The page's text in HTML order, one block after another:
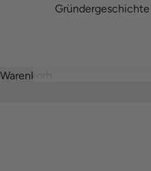
Gründergeschichte
Warenkorb